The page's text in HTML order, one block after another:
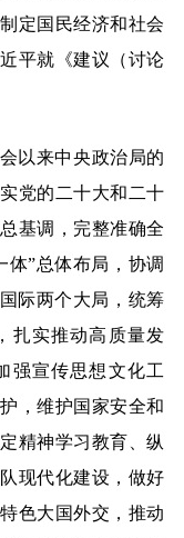
定国民经济和社会
平就《建议（讨论
以来中央政治局的
党的二十大和二十
基调，完整准确全
体”总体布局，协调
际两个大局，统筹
扎实推动高质量发
强宣传思想文化工
，维护国家安全和
精神学习教育、纵
现代化建设，做好
色大国外交，推动